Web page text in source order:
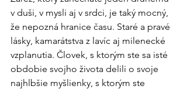
v duši, v mysli aj v srdci, je taký mocný,
že nepozná hranice času. Staré a pravé
lásky, kamarátstva z lavíc aj milenecké
vzplanutia. Človek, s ktorým ste sa isté
obdobie svojho života delili o svoje
najhlbšie myšlienky, s ktorým ste